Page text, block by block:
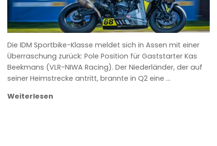
Die IDM Sportbike-Klasse meldet sich in Assen mit einer
Überraschung zurück: Pole Position für Gaststarter Kas
Beekmans (VLR-NIWA Racing). Der Niederländer, der auf
seiner Heimstrecke antritt, brannte in Q2 eine …
Weiterlesen